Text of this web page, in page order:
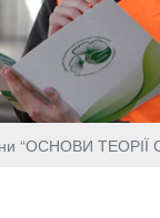
“ОСНОВИ ТЕОРІЇ